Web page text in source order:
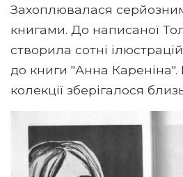
Захоплювалася
книгами. До написаної
створила сотні
до книги "Анна Кареніна".
колекції зберігалося